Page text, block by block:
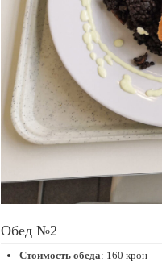
Обед №2
Стоимость обеда: 160 крон